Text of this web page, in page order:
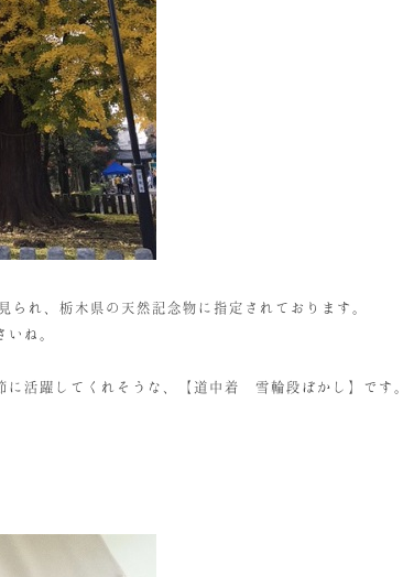
られ、栃木県の天然記念物に指定されております。
ね。
に活躍してくれそうな、【道中着 雪輪段ぼかし】です。